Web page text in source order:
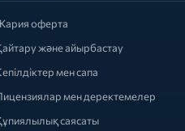
оферта
және айырбастау
мен сапа
мен деректемелер
саясаты